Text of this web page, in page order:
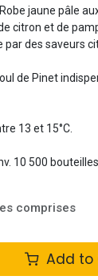
jaune pâle
citron et de
par des saveurs
de Pinet
13 et 15°C.
10 500 bouteilles
comprises
Add to